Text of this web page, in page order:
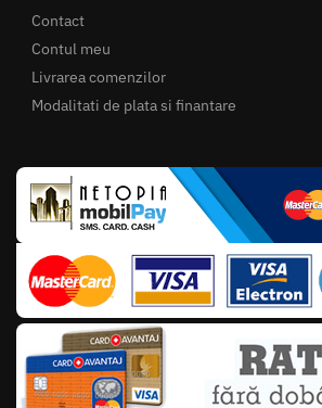
Contact
Contul meu
Livrarea comenzilor
Modalitati de plata si finantare